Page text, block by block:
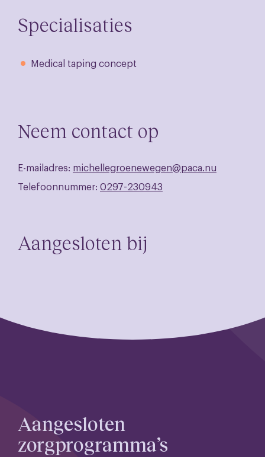
Specialisaties
Medical taping concept
Neem contact op
E-mailadres: michellegroenewegen@paca.nu
Telefoonnummer: 0297-230943
Aangesloten bij
Aangesloten
zorgprogramma’s